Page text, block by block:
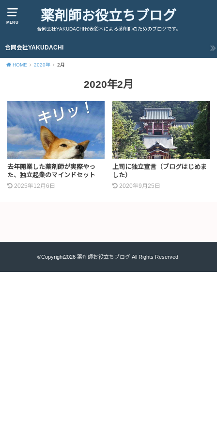
MENU 薬剤師お役立ちブログ
合同会社YAKUDACHI代表鈴木による薬剤師のためのブログです。
合同会社YAKUDACHI
HOME 2020年 2月
2020年2月
去年開業した薬剤師が実際やっ
た、独立起業のマインドセット
2025年12月6日
上司に独立宣言（ブログはじめま
した）
2020年9月25日
©Copyright2026 薬剤師お役立ちブログ.All Rights Reserved.